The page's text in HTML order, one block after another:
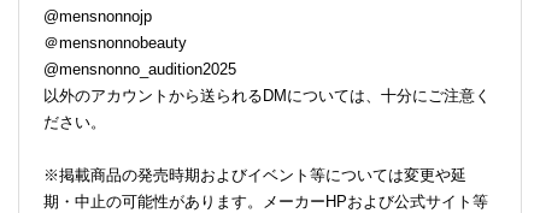
@mensnonnojp
＠mensnonnobeauty
@mensnonno_audition2025
以外のアカウントから送られるDMについては、十分にご注意く
ださい。
※掲載商品の発売時期およびイベント等については変更や延
期・中止の可能性があります。メーカーHPおよび公式サイト等